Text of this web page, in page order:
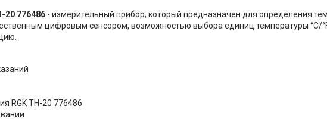
20 776486 - измерительный прибор, который предназначен для определения
цифровым сенсором, возможностью выбора единиц температуры °C/
RGK TH-20 776486